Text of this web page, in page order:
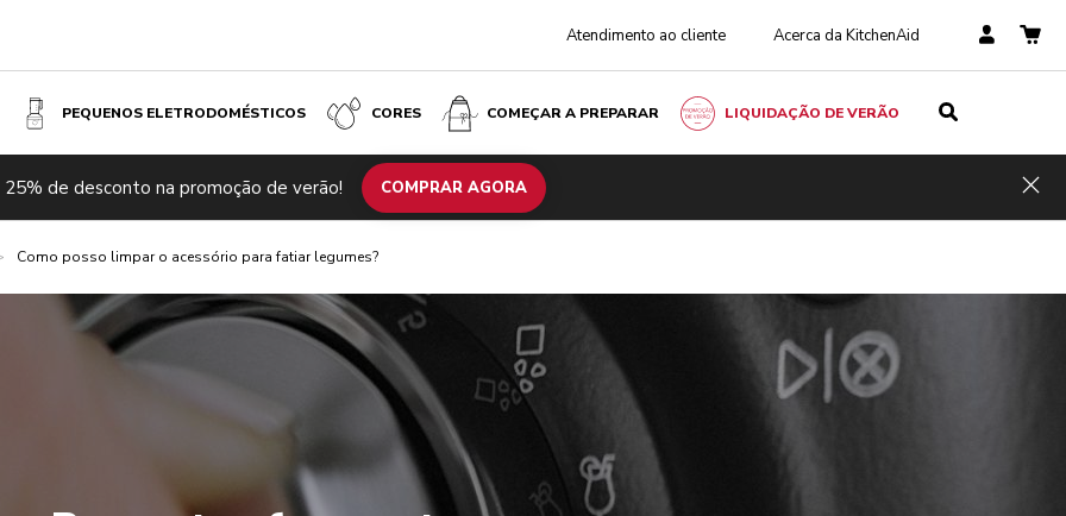
Atendimento ao cliente Acerca da KitchenAid
PEQUENOS ELETRODOMÉSTICOS CORES COMEÇAR A PREPARAR LIQUIDAÇÃO DE VERÃO
de desconto na promoção de verão! COMPRAR AGORA
Como posso limpar o acessório para fatiar legumes?